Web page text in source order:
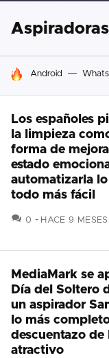
Aspiradoras
HOY SE HABLA DE
Android
Los españoles
la limpieza
forma de
estado
automatizarla lo
todo más fácil
0 COMENTARIOS
HACE 9 MESES
MediaMark se
Día del Soltero
un aspirador
lo más
descuentazo de
atractivo